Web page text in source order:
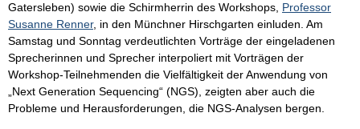
Gatersleben) sowie die Schirmherrin des Workshops, Professor
Susanne Renner, in den Münchner Hirschgarten einluden. Am
Samstag und Sonntag verdeutlichten Vorträge der eingeladenen
Sprecherinnen und Sprecher interpoliert mit Vorträgen der
Workshop-Teilnehmenden die Vielfältigkeit der Anwendung von
„Next Generation Sequencing“ (NGS), zeigten aber auch die
Probleme und Herausforderungen, die NGS-Analysen bergen.